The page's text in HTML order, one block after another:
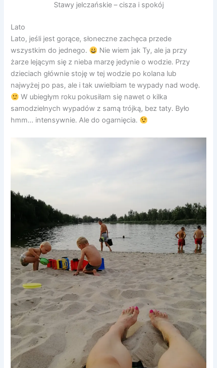
Stawy jelczańskie – cisza i spokój
Lato
Lato, jeśli jest gorące, słoneczne zachęca przede
wszystkim do jednego.
Nie wiem jak Ty, ale ja przy
żarze lejącym się z nieba marzę jedynie o wodzie. Przy
dzieciach głównie stoję w tej wodzie po kolana lub
najwyżej po pas, ale i tak uwielbiam te wypady nad wodę.
W ubiegłym roku pokusiłam się nawet o kilka
samodzielnych wypadów z samą trójką, bez taty. Było
hmm… intensywnie. Ale do ogarnięcia.